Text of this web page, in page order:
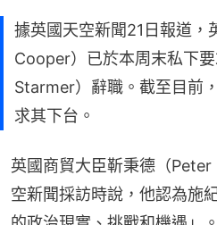
據英國天空新聞21日報道
Cooper）已於本周末私下
Starmer）辭職。截至目前
求其下台。
英國商貿大臣靳秉德（Peter
空新聞採訪時說，他認為施